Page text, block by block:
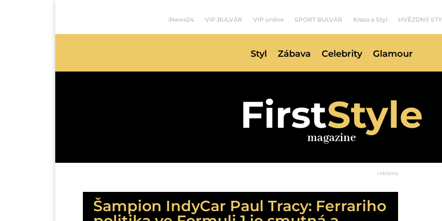
iNews24 VIP BULVÁR VIP online SPORT BULVÁR Krása a Styl HVĚZDNÝ
Styl Zábava Celebrity Glamour
FirstStyle
magazine
reklama
Šampion IndyCar Paul Tracy: Ferrariho